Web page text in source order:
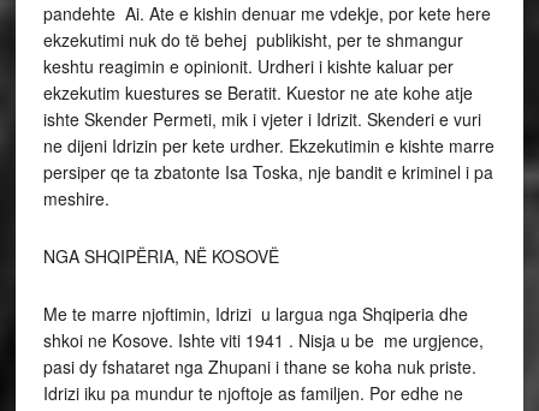
pandehte Ai. Ate e kishin denuar me vdekje, por kete here
ekzekutimi nuk do të behej publikisht, per te shmangur
keshtu reagimin e opinionit. Urdheri i kishte kaluar per
ekzekutim kuestures se Beratit. Kuestor ne ate kohe atje
ishte Skender Permeti, mik i vjeter i Idrizit. Skenderi e vuri
ne dijeni Idrizin per kete urdher. Ekzekutimin e kishte marre
persiper qe ta zbatonte Isa Toska, nje bandit e kriminel i pa
meshire.
NGA SHQIPËRIA, NË KOSOVË
Me te marre njoftimin, Idrizi u largua nga Shqiperia dhe
shkoi ne Kosove. Ishte viti 1941 . Nisja u be me urgjence,
pasi dy fshataret nga Zhupani i thane se koha nuk priste.
Idrizi iku pa mundur te njoftoje as familjen. Por edhe ne